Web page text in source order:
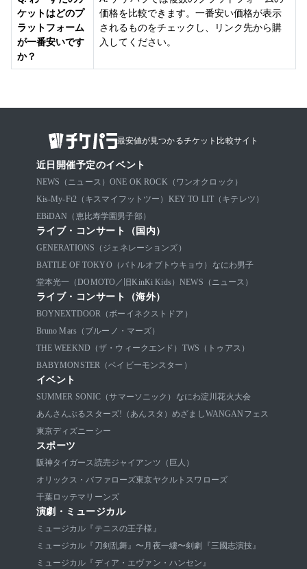
ケットはどのプ
ラットフォーム
が一番安いです
か？
価格を比較できます。一番安い価格が表示
されるものをチェックし、リンク先から購
入してください。
最安値が見つかるチケット比較サイト
近日開催予定のイベント
NEWS（ニュース） ONE OK ROCK（ワンオクロック）
Kis-My-Ft2（キスマイフットツー） KEY TO LIT（キテレツ）
EBiDAN（恵比寿学園男子部）
ライブ・コンサート（国内）
GENERATIONS（ジェネレーションズ）
BATTLE OF TOKYO（バトルオブトウキョウ）
なにわ男子
堂本光一（DOMOTO／旧KinKi Kids）NEWS（ニュース）
ライブ・コンサート（海外）
BOYNEXTDOOR（ボーイネクストドア）
Bruno Mars（ブルーノ・マーズ）
THE WEEKND（ザ・ウィークエンド） TWS（トゥアス）
BABYMONSTER（ベイビーモンスター）
イベント
SUMMER SONIC（サマーソニック） なにわ淀川花火大会
あんさんぶるスターズ!（あんスタ）めざましWANGANフェス
東京ディズニーシー
スポーツ
阪神タイガース読売ジャイアンツ（巨人）
オリックス・バファローズ東京ヤクルトスワローズ
千葉ロッテマリーンズ
演劇・ミュージカル
ミュージカル『テニスの王子様』
ミュージカル『刀剣乱舞』〜月夜一縷〜剣劇『三國志演技』
ミュージカル『ディア・エヴァン・ハンセン』